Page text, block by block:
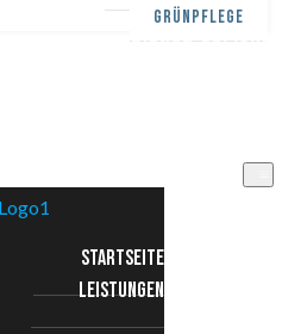
GRÜNPFLEGE
WINTERDIENST-PFLICHT
STARTSEITE
LEISTUNGEN